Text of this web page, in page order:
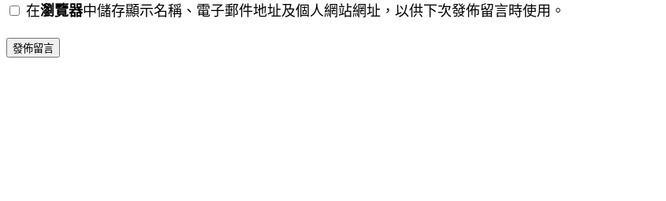
在瀏覽器中儲存顯示名稱、電子郵件地址及個人網站網址，以供下次發佈留言時使用。